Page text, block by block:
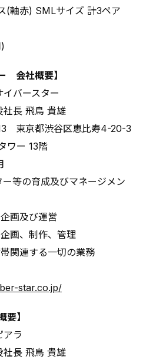
(軸赤) SMLサイズ 計3ペア
会社概要】
ースター
長 飛鳥 貴雄
京都渋谷区恵比寿4-20-3
ワー 13階
等の育成及びマネージメン
び運営
制作、管理
る一切の業務
star.co.jp/
】
ラ
長 飛鳥 貴雄